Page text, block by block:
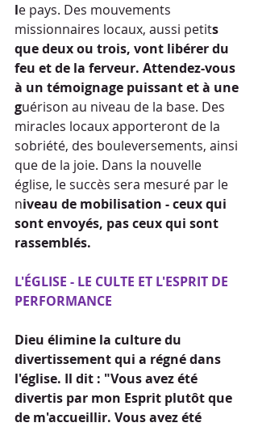
le pays. Des mouvements
missionnaires locaux, aussi petits
que deux ou trois, vont libérer du
feu et de la ferveur. Attendez-vous
à un témoignage puissant et à une
guérison au niveau de la base. Des
miracles locaux apporteront de la
sobriété, des bouleversements, ainsi
que de la joie. Dans la nouvelle
église, le succès sera mesuré par le
niveau de mobilisation - ceux qui
sont envoyés, pas ceux qui sont
rassemblés.
L'ÉGLISE - LE CULTE ET L'ESPRIT DE
PERFORMANCE
Dieu élimine la culture du
divertissement qui a régné dans
l'église. Il dit : "Vous avez été
divertis par mon Esprit plutôt que
de m'accueillir. Vous avez été